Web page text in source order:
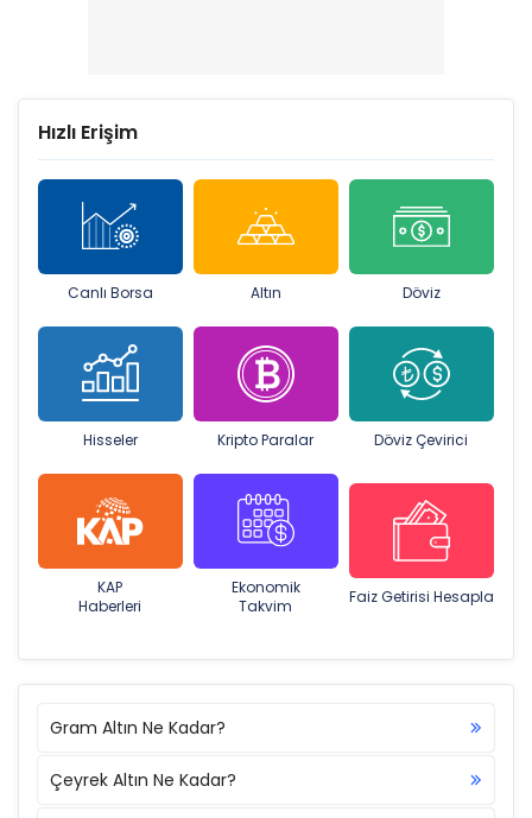
Hızlı Erişim
Canlı Borsa Altın Döviz
Hisseler Kripto Paralar Döviz Çevirici
KAP
Haberleri
Ekonomik
Takvim
Faiz Getirisi Hesapla
Gram Altın Ne Kadar?
Çeyrek Altın Ne Kadar?